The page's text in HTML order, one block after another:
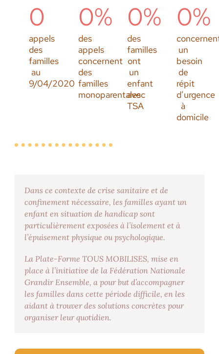
0
appels
des
familles
au
9/04/2020
0%
des
appels
concernent
des
familles
monoparentales
0%
des
familles
ont
un
enfant
avec
TSA
0%
un
besoin
de
répit
d’urgence
à
domicile
Dans ce contexte de crise sanitaire et de
confinement nécessaire, les familles ayant un
enfant en situation de handicap sont
particulièrement exposées à l’isolement et à
l’épuisement physique ou psychologique.
La Plate-Forme TOUS MOBILISES, mise en
place à l’initiative de la Fédération Nationale
Grandir Ensemble, a pour but d’accompagner
les familles dans cette période difficile, en les
aidant à trouver des solutions concrètes pour
organiser leur quotidien.